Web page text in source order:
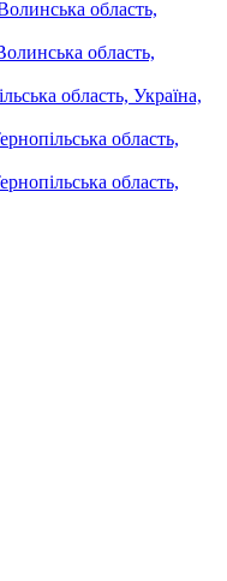
область,
область,
область, Україна,
область,
область,